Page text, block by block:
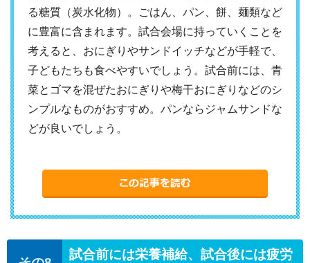
る糖質（炭水化物）。ごはん、パン、餅、麺類など
に豊富に含まれます。試合会場に持っていくことを
考えると、おにぎりやサンドイッチなどが手軽で、
子どもたちも食べやすいでしょう。試合前には、青
菜とゴマを混ぜたおにぎりや梅干おにぎりなどのシ
ンプルなものがおすすめ。パンならジャムサンドな
どが良いでしょう。
試合前には栄養補給、試合後には疲労